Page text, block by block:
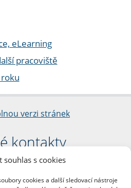
souhlas s cookies
cookies a další sledovací nástroje
eLearning
pracoviště
verzi stránek
kontakty
fakulta
Palacha 1/2